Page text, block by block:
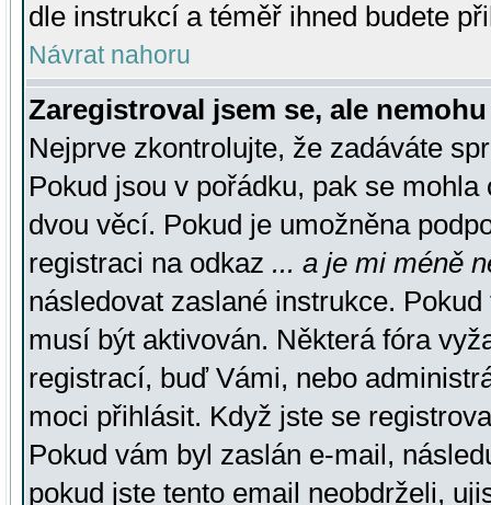
dle instrukcí a téměř ihned budete
Návrat nahoru
Zaregistroval jsem se, ale
Nejprve zkontrolujte, že zadáváte
Pokud jsou v pořádku, pak se
dvou věcí. Pokud je umožněna
registraci na odkaz ... a je mi méně
následovat zaslané instrukce.
musí být aktivován. Některá fóra
registrací, buď Vámi, nebo
moci přihlásit. Když jste se
Pokud vám byl zaslán e-mail,
pokud jste tento email neobdrželi,